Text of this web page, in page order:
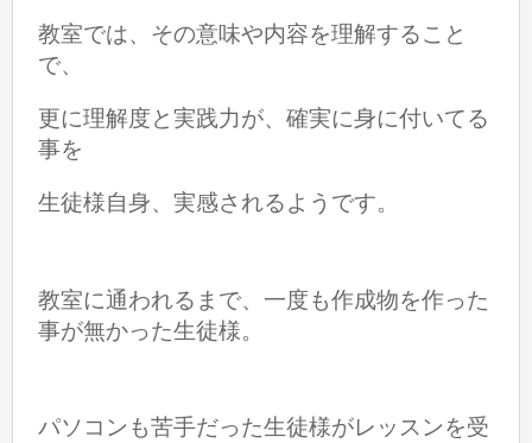
教室では、その意味や内容を理解すること
で、
更に理解度と実践力が、確実に身に付いてる
事を
生徒様自身、実感されるようです。
教室に通われるまで、一度も作成物を作った
事が無かった生徒様。
パソコンも苦手だった生徒様がレッスンを受